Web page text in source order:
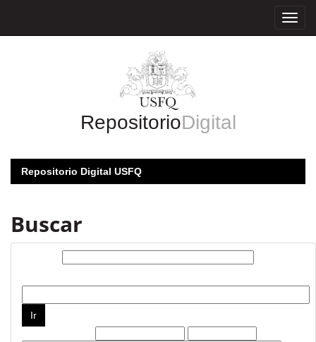
RepositorioDigital
Repositorio Digital USFQ
Buscar